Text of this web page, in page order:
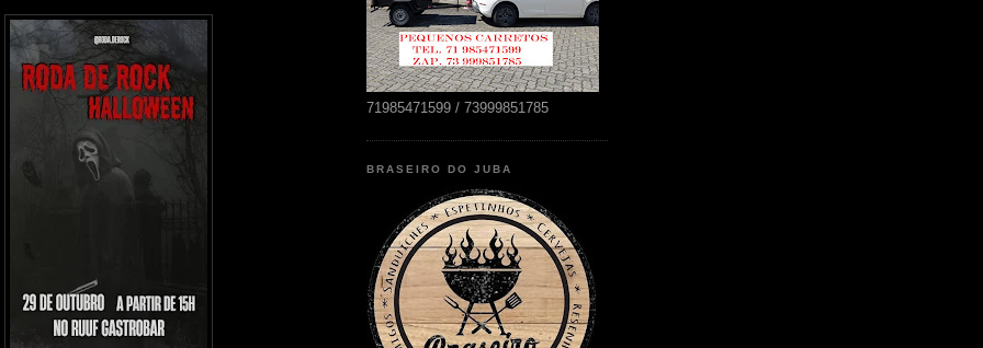
71985471599 / 73999851785
BRASEIRO DO JUBA